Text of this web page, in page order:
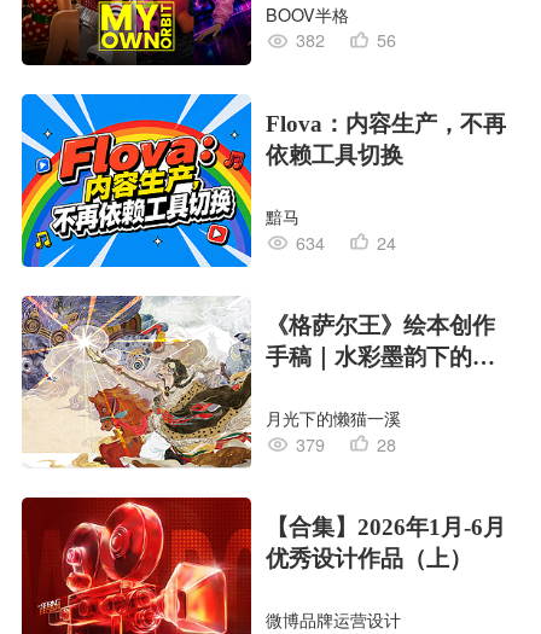
对
BOOV半格
382
56
Flova：内容生产，不再
依赖工具切换
黯马
634
24
《格萨尔王》绘本创作
手稿｜水彩墨韵下的史
月光下的懒猫一溪
379
28
【合集】2026年1月-6月
优秀设计作品（上）
微博品牌运营设计